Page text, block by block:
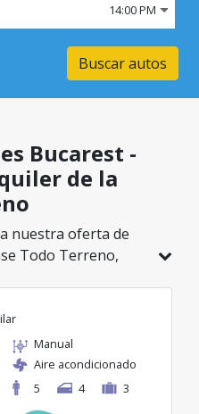
14:00 PM
Buscar autos
Bucarest -
de la
nuestra oferta de
Todo Terreno,
seleccionada, con
29€/día.
Manual
Aire acondicionado
5
4 3